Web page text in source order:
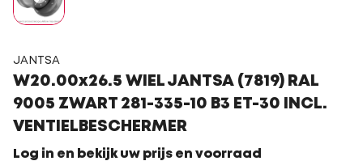
JANTSA
W20.00x26.5 WIEL JANTSA (7819) RAL
9005 ZWART 281-335-10 B3 ET-30 INCL.
VENTIELBESCHERMER
Log in en bekijk uw prijs en voorraad